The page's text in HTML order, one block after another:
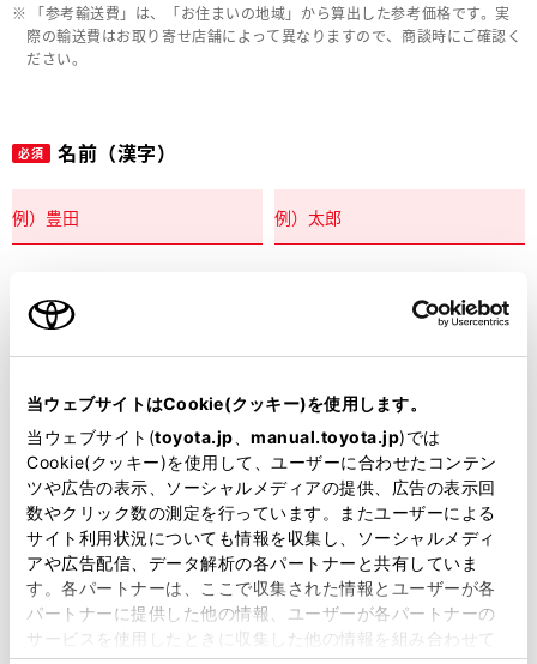
当ウェブサイトはCookie(クッキー)を使用します。
当ウェブサイト(toyota.jp manual.toyota.jp)では
Cookie(クッキー)を使用して、ユーザーに合わせたコンテン
ツや広告の表示、ソーシャルメディアの提供、広告の表示回
数やクリック数の測定を行っています。またユーザーによる
サイト利用状況についても情報を収集し、ソーシャルメディ
アや広告配信、データ解析の各パートナーと共有していま
す。各パートナーは、ここで収集された情報とユーザーが各
パートナーに提供した他の情報、ユーザーが各パートナーの
サービスを使用したときに収集した他の情報を組み合わせて
「参考輸送費」は、「お住まいの地域」から算出した参考価格です。実
際の輸送費はお取り寄せ店舗によって異なりますので、商談時にご確認く
ださい。
必須 名前（漢字）
必須 名前（カナ）
必須 郵便番号
住所自動入力
必須 都道府県